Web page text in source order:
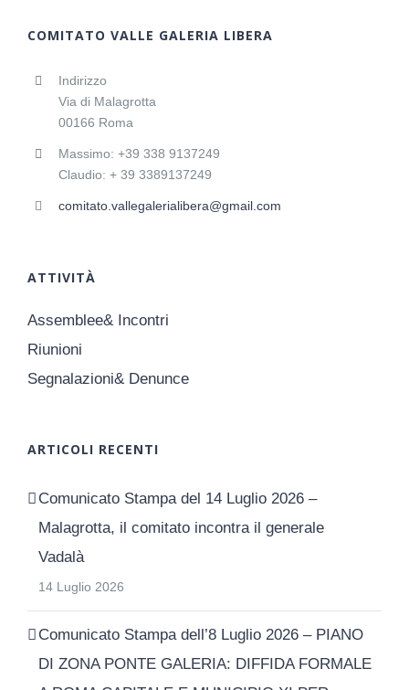
COMITATO VALLE GALERIA LIBERA
Indirizzo
Via di Malagrotta
00166 Roma
Massimo: +39 338 9137249
Claudio: + 39 3389137249
comitato.vallegalerialibera@gmail.com
ATTIVITÀ
Assemblee& Incontri
Riunioni
Segnalazioni& Denunce
ARTICOLI RECENTI
Comunicato Stampa del 14 Luglio 2026 –
Malagrotta, il comitato incontra il generale
Vadalà
14 Luglio 2026
Comunicato Stampa dell’8 Luglio 2026 – PIANO
DI ZONA PONTE GALERIA: DIFFIDA FORMALE